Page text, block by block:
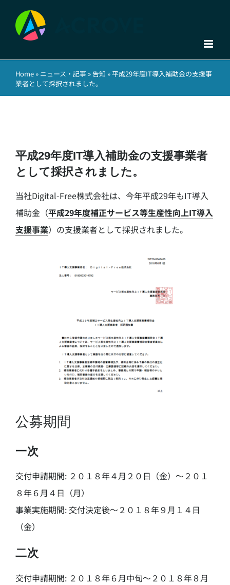
content
Home » ニュース・記事 »告知 »平成29年度IT導入補助金の支援事
業者として採択されました。
平成29年度IT導入補助金の支援事業者
として採択されました。
当社Digital-Free株式会社は、今年平成29年もIT導入
補助金（平成29年度補正サービス等生産性向上IT導入
支援事業）の支援業者として採択されました。
公募期間
一次
交付申請期間: ２０１８年４月２０日（金）～２０１
８年６月４日（月）
事業実施期間: 交付決定後～２０１８年９月１４日
（金）
二次
交付申請期間: ２０１８年６月中旬～２０１８年８月